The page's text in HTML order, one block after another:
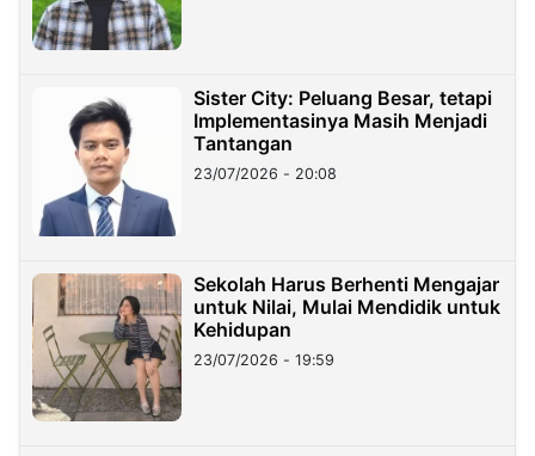
Sister City: Peluang Besar, tetapi
Implementasinya Masih Menjadi
Tantangan
23/07/2026 - 20:08
Sekolah Harus Berhenti Mengajar
untuk Nilai, Mulai Mendidik untuk
Kehidupan
23/07/2026 - 19:59